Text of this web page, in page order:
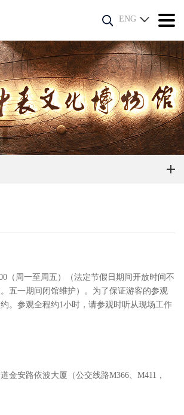
ENG
（周一至周五）（法定节假日期间开放时间不
五一期间闭馆维护）。为了保证游客的参观
。参观全程约1小时，请参观时听从现场工作
金安路依波大厦（公交线路M366、M411，